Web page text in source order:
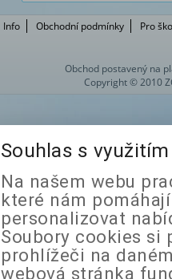
Info Obchodní podmínky Pro
Obchod postavený na
Copyright © 2010
Souhlas s
Na našem webu
které nám
personalizovat
Soubory cookies si
prohlížeči na
webová stránka